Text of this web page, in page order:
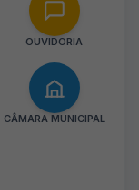
OUVIDORIA
CÂMARA MUNICIPAL